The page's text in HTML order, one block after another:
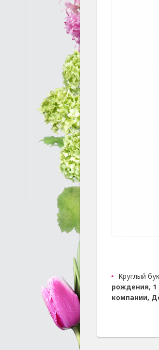
Круглый
рождения,
компании,